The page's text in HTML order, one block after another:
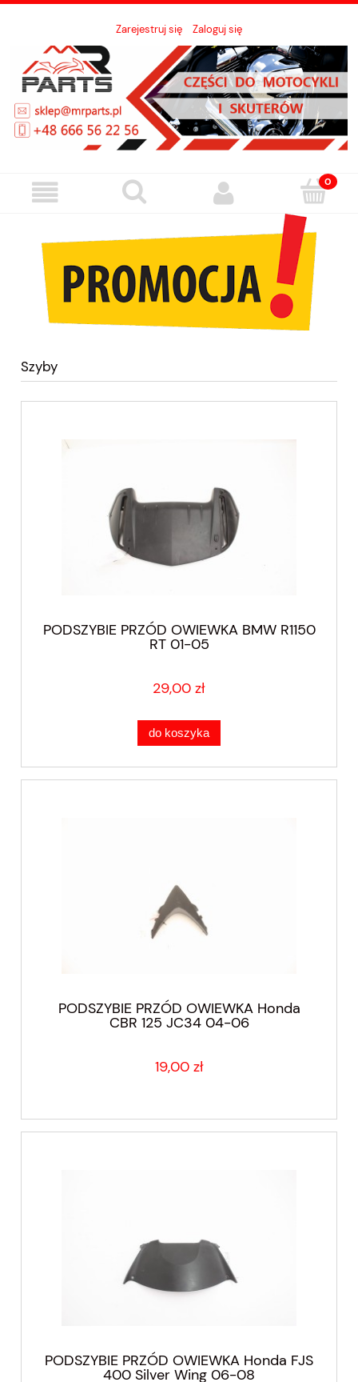
Zarejestruj się Zaloguj się
Szyby
PODSZYBIE PRZÓD OWIEWKA BMW R1150
RT 01-05
29,00 zł
do koszyka
PODSZYBIE PRZÓD OWIEWKA Honda
CBR 125 JC34 04-06
19,00 zł
PODSZYBIE PRZÓD OWIEWKA Honda FJS
400 Silver Wing 06-08